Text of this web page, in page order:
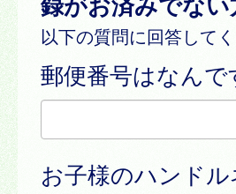
以下の質問に回答してく
郵便番号はなんで
お子様のハンドル